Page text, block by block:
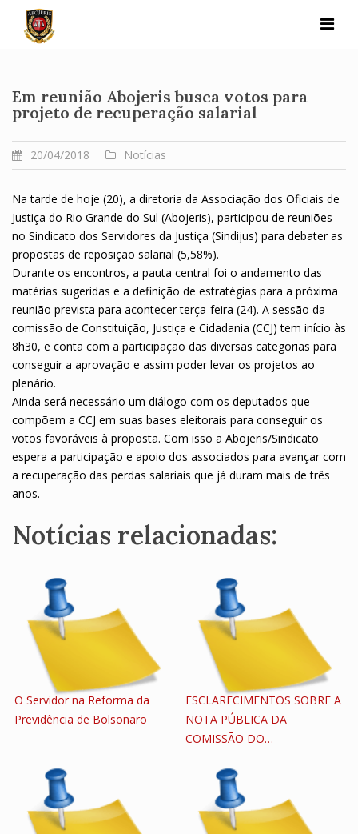
content
Em reunião Abojeris busca votos para
projeto de recuperação salarial
20/04/2018 Notícias
Na tarde de hoje (20), a diretoria da Associação dos Oficiais de
Justiça do Rio Grande do Sul (Abojeris), participou de reuniões
no Sindicato dos Servidores da Justiça (Sindijus) para debater as
propostas de reposição salarial (5,58%).
Durante os encontros, a pauta central foi o andamento das
matérias sugeridas e a definição de estratégias para a próxima
reunião prevista para acontecer terça-feira (24). A sessão da
comissão de Constituição, Justiça e Cidadania (CCJ) tem início às
8h30, e conta com a participação das diversas categorias para
conseguir a aprovação e assim poder levar os projetos ao
plenário.
Ainda será necessário um diálogo com os deputados que
compõem a CCJ em suas bases eleitorais para conseguir os
votos favoráveis à proposta. Com isso a Abojeris/Sindicato
espera a participação e apoio dos associados para avançar com
a recuperação das perdas salariais que já duram mais de três
anos.
Notícias relacionadas:
O Servidor na Reforma da
Previdência de Bolsonaro
ESCLARECIMENTOS SOBRE A
NOTA PÚBLICA DA
COMISSÃO DO…